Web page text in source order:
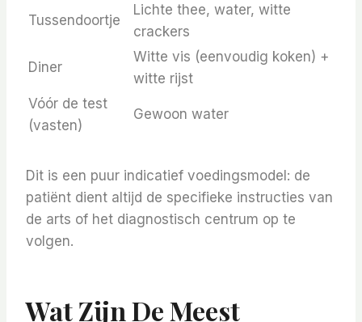
Tussendoortje
Lichte thee, water, witte
crackers
Diner
Witte vis (eenvoudig koken) +
witte rijst
Vóór de test
(vasten)
Gewoon water
Dit is een puur indicatief voedingsmodel: de
patiënt dient altijd de specifieke instructies van
de arts of het diagnostisch centrum op te
volgen.
Wat Zijn De Meest